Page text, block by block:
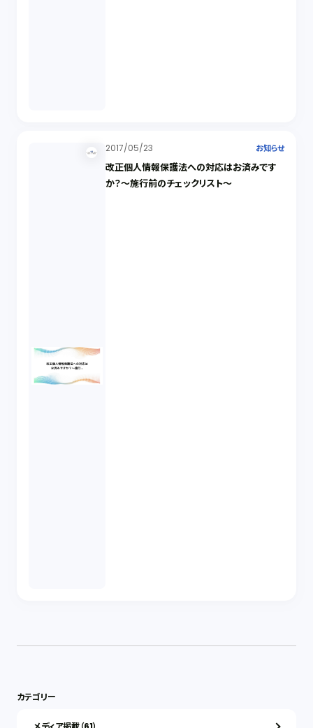
2017/05/23 お知らせ
改正個人情報保護法への対応はお済みです
か？～施行前のチェックリスト～
カテゴリー